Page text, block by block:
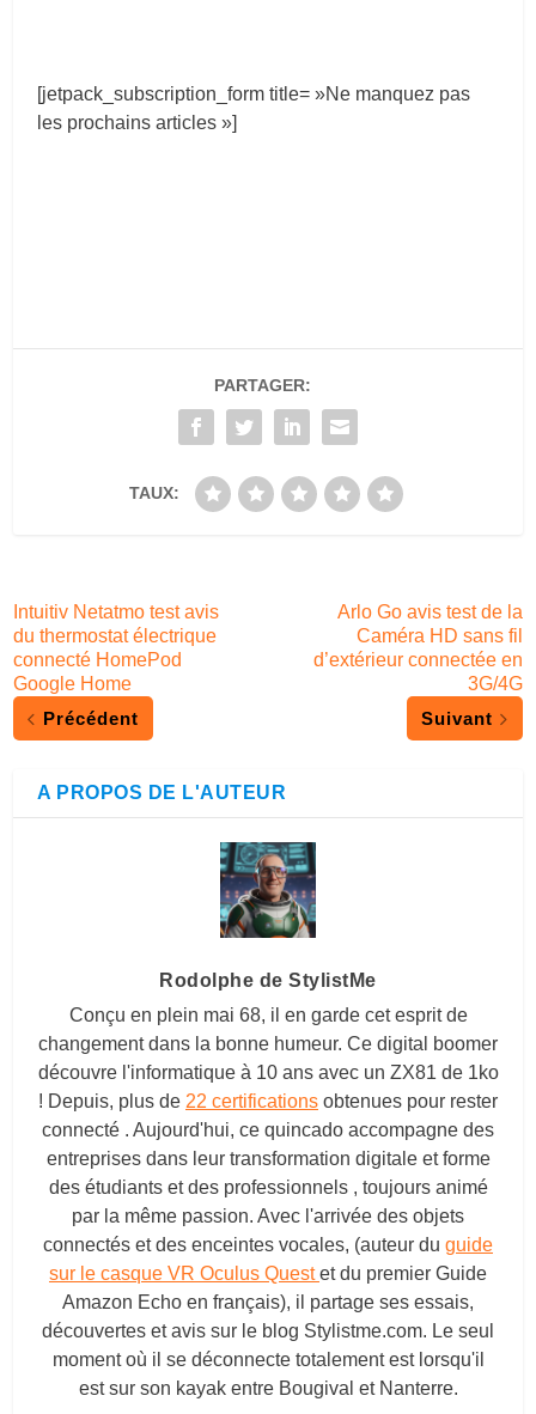
[jetpack_subscription_form title= »Ne manquez pas
les prochains articles »]
PARTAGER:
TAUX:
Intuitiv Netatmo test avis
du thermostat électrique
connecté HomePod
Google Home
Précédent
Arlo Go avis test de la
Caméra HD sans fil
d’extérieur connectée en
3G/4G
Suivant
A PROPOS DE L'AUTEUR
Rodolphe de StylistMe
Conçu en plein mai 68, il en garde cet esprit de
changement dans la bonne humeur. Ce digital boomer
découvre l'informatique à 10 ans avec un ZX81 de 1ko
! Depuis, plus de 22 certifications obtenues pour rester
connecté . Aujourd'hui, ce quincado accompagne des
entreprises dans leur transformation digitale et forme
des étudiants et des professionnels , toujours animé
par la même passion. Avec l'arrivée des objets
connectés et des enceintes vocales, (auteur du guide
sur le casque VR Oculus Questet du premier Guide
Amazon Echo en français), il partage ses essais,
découvertes et avis sur le blog Stylistme.com. Le seul
moment où il se déconnecte totalement est lorsqu'il
est sur son kayak entre Bougival et Nanterre.